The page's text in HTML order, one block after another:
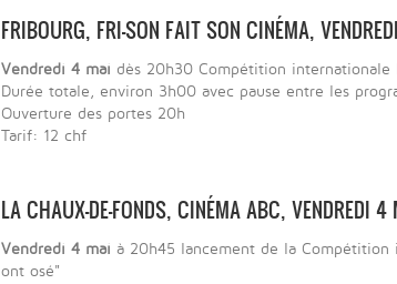
FRIBOURG, FRI-SON FAIT SON CINÉMA,
Vendredi 4 mai dès 20h30 Compétition internationale
Durée totale, environ 3h00 avec pause entre les
Ouverture des portes 20h
Tarif: 12 chf
LA CHAUX-DE-FONDS, CINÉMA ABC, VENDREDI 4
Vendredi 4 mai à 20h45 lancement de la Compétition
ont osé"